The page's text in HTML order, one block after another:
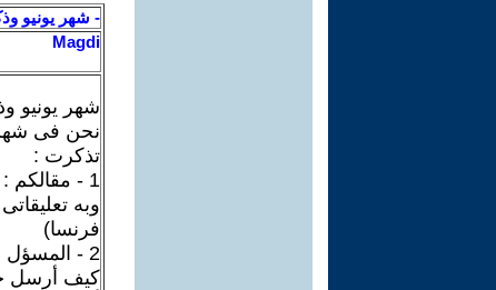
- شهر يونيو
Magdi
شهر يونيو
نحن فى شهر
تذكرت :
1 - مقالكم : كلام فى الحرب بمناسبة 6 أكتوبر
فرنسا)
2 - المسؤل الأول عن هذه الهزيمة هو جمال عبد الناصر
كيف أرسل